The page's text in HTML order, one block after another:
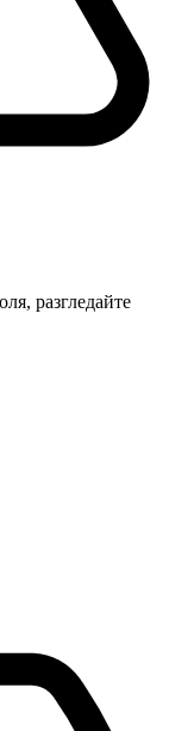
разгледайте